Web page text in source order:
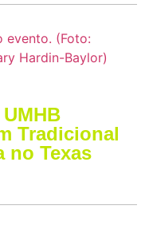
Tradicional
no Texas